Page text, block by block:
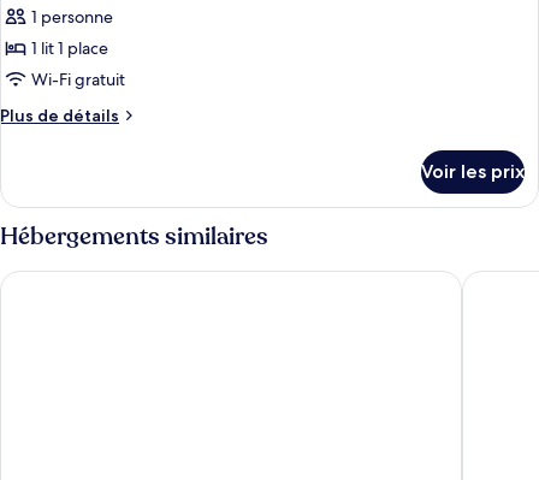
lits
jumeaux
pour
ce
type
chambre :
lit
une
place
1 personne
1 lit 1 place
Wi-Fi gratuit
Plus de détails
Plus
le
type
de
chambre
Chambre
Voir les prix
Hébergements similaires
ABOUTSTAY DONGDAEMUN Uljiro